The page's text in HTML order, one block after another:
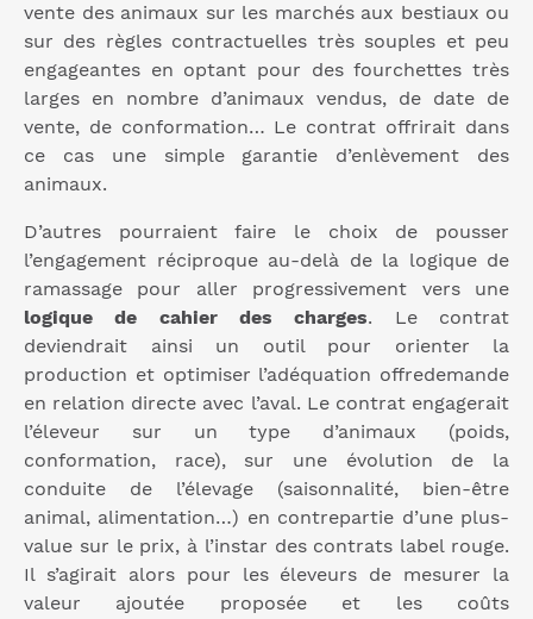
vente des animaux sur les marchés aux bestiaux ou
sur des règles contractuelles très souples et peu
engageantes en optant pour des fourchettes très
larges en nombre d’animaux vendus, de date de
vente, de conformation… Le contrat offrirait dans
ce cas une simple garantie d’enlèvement des
animaux.
D’autres pourraient faire le choix de pousser
l’engagement réciproque au-delà de la logique de
ramassage pour aller progressivement vers une
logique de cahier des charges. Le contrat
deviendrait ainsi un outil pour orienter la
production et optimiser l’adéquation offredemande
en relation directe avec l’aval. Le contrat engagerait
l’éleveur sur un type d’animaux (poids,
conformation, race), sur une évolution de la
conduite de l’élevage (saisonnalité, bien-être
animal, alimentation…) en contrepartie d’une plus-
value sur le prix, à l’instar des contrats label rouge.
Il s’agirait alors pour les éleveurs de mesurer la
valeur ajoutée proposée et les coûts